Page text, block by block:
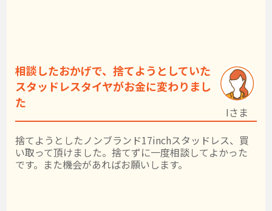
相談したおかげで、捨てようとしていた
スタッドレスタイヤがお金に変わりまし
た
捨てようとしたノンブランド17inchスタッドレス、買
い取って頂けました。捨てずに一度相談してよかった
です。また機会があればお願いします。
Iさま